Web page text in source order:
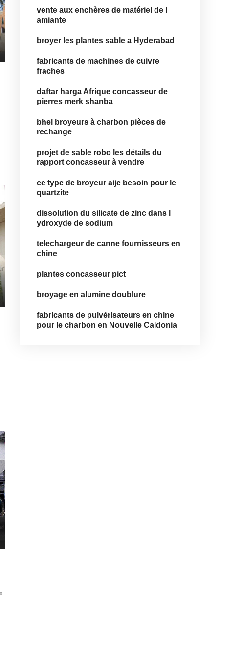
vente aux enchères de matériel de l
amiante
broyer les plantes sable a Hyderabad
fabricants de machines de cuivre
fraches
daftar harga Afrique concasseur de
pierres merk shanba
bhel broyeurs à charbon pièces de
rechange
projet de sable robo les détails du
rapport concasseur à vendre
ce type de broyeur aije besoin pour le
quartzite
dissolution du silicate de zinc dans l
ydroxyde de sodium
telechargeur de canne fournisseurs en
chine
plantes concasseur pict
broyage en alumine doublure
fabricants de pulvérisateurs en chine
pour le charbon en Nouvelle Caldonia